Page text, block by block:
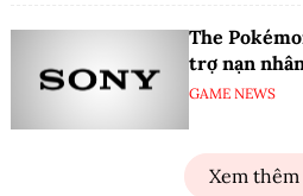
The
trợ nạn
GAME NEWS
Xem thêm